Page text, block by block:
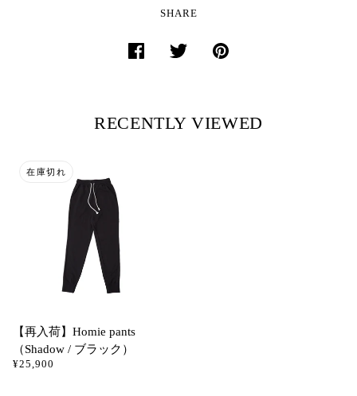
SHARE
RECENTLY VIEWED
在庫切れ
【再入荷】Homie pants
（Shadow / ブラック）
¥25,900